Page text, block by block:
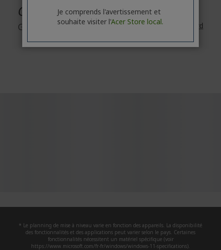
Garantie
Garantie 2 ans Garantie standard
* Le planning de mise à niveau varie en fonction des appareils. La disponibilité
des fonctionnalités et des applications peut varier selon le pays. Certaines
fonctionnalités nécessitent un matériel spécifique (voir
https://www.microsoft.com/fr-fr/windows/windows-11-specifications).
Je comprends l'avertissement et
souhaite visiter l'Acer Store local.